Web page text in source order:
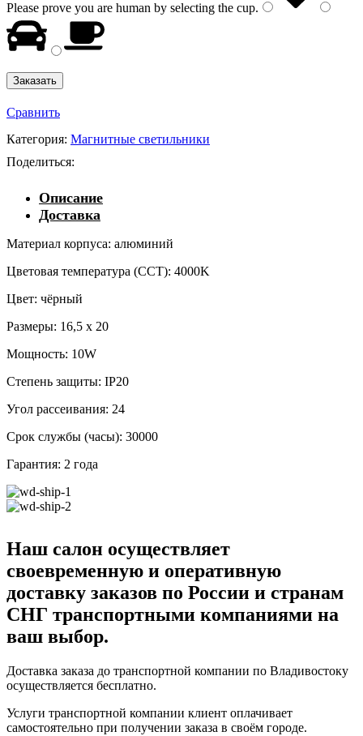
Please prove you are human by selecting the cup.
Сравнить
Категория: Магнитные светильники
Поделиться:
Описание
Доставка
Материал корпуса: алюминий
Цветовая температура (CCT): 4000K
Цвет: чёрный
Размеры: 16,5 x 20
Мощность: 10W
Степень защиты: IP20
Угол рассеивания: 24
Срок службы (часы): 30000
Гарантия: 2 года
Наш салон осуществляет
своевременную и оперативную
доставку заказов по России и странам
СНГ транспортными компаниями на
ваш выбор.
Доставка заказа до транспортной компании по Владивостоку
осуществляется бесплатно.
Услуги транспортной компании клиент оплачивает
самостоятельно при получении заказа в своём городе.